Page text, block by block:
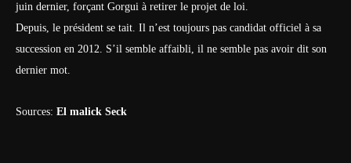
juin dernier, forçant Gorgui à retirer le projet de loi.
Depuis, le président se tait. Il n’est toujours pas candidat officiel à sa
succession en 2012. S’il semble affaibli, il ne semble pas avoir dit son
dernier mot.
Sources: El malick Seck